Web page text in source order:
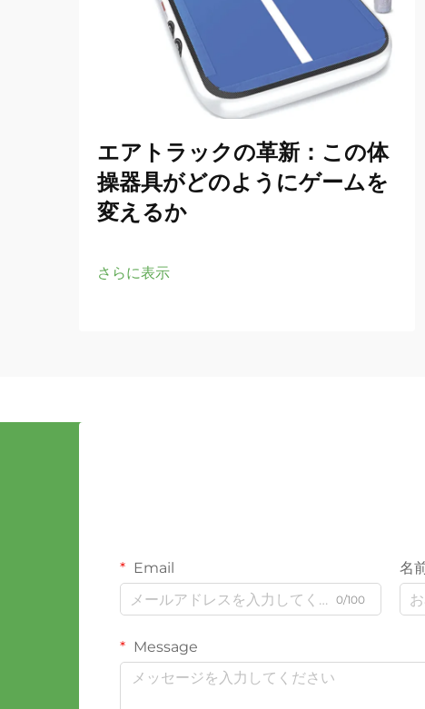
エアトラックの革新：この体
操器具がどのようにゲームを
変えるか
さらに表示
Email
0/100
名
Message